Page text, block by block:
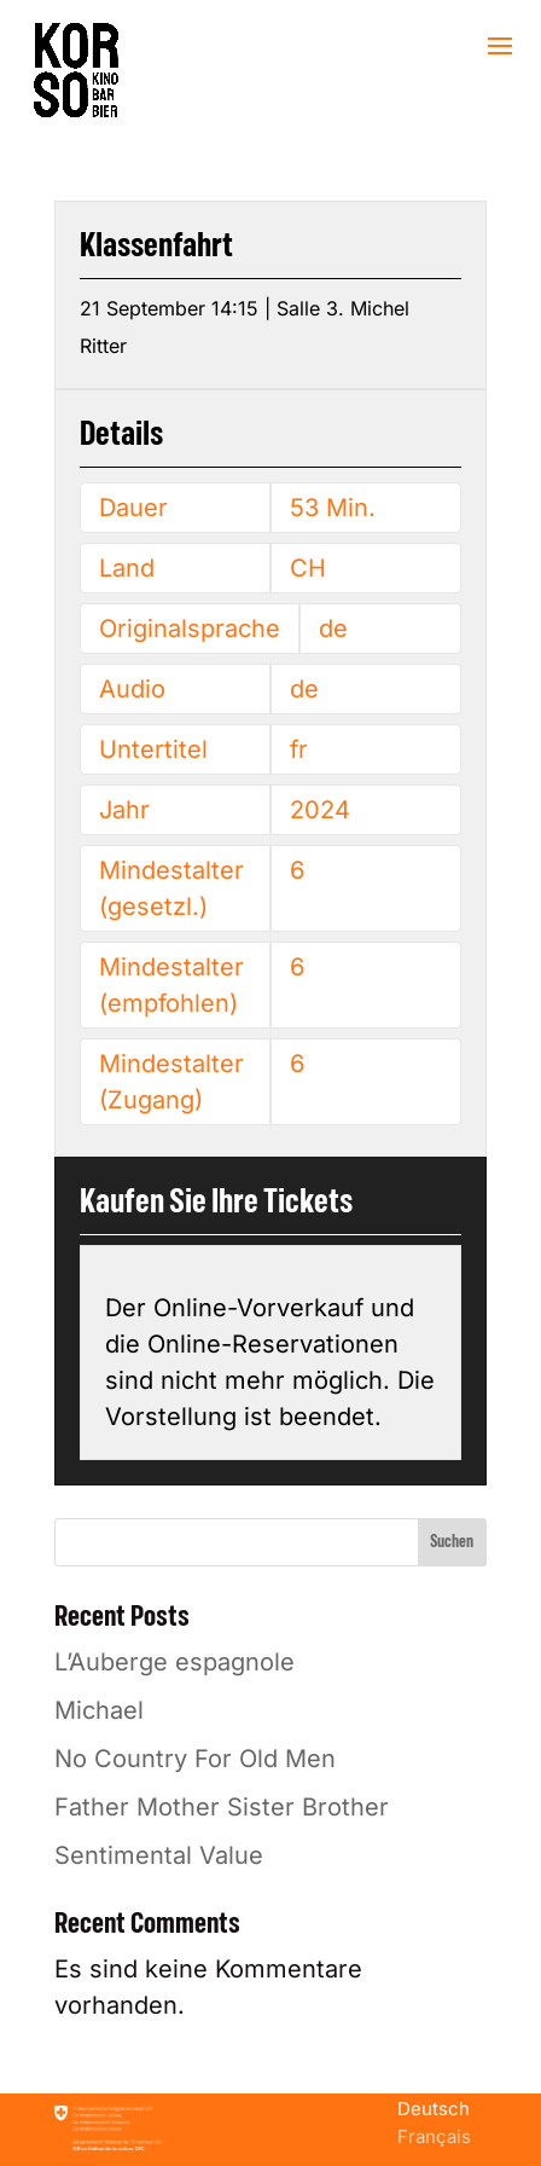
Klassenfahrt
21 September 14:15 | Salle 3. Michel
Ritter
Details
Dauer 53 Min.
Land CH
Originalsprache de
Audio de
Untertitel fr
Jahr 2024
Mindestalter
(gesetzl.)
6
Mindestalter
(empfohlen)
6
Mindestalter
(Zugang)
6
Kaufen Sie Ihre Tickets
Der Online-Vorverkauf und
die Online-Reservationen
sind nicht mehr möglich. Die
Vorstellung ist beendet.
Suchen
Recent Posts
L’Auberge espagnole
Michael
No Country For Old Men
Father Mother Sister Brother
Sentimental Value
Recent Comments
Es sind keine Kommentare
vorhanden.
Deutsch
Français